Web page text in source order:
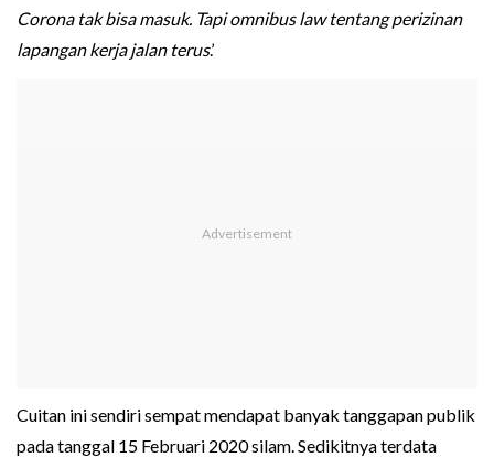
Corona tak bisa masuk. Tapi omnibus law tentang perizinan
lapangan kerja jalan terus.’
Cuitan ini sendiri sempat mendapat banyak tanggapan publik
pada tanggal 15 Februari 2020 silam. Sedikitnya terdata